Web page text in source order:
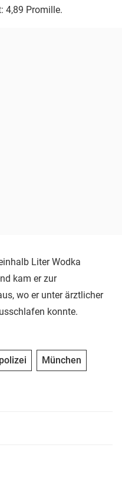
4,89 Promille.
Liter Wodka
kam er zur
wo er unter ärztlicher
konnte.
München